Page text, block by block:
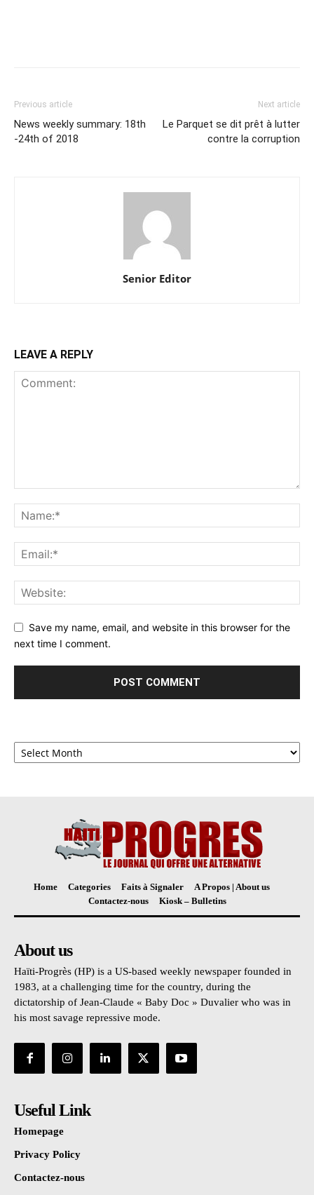
Previous article
News weekly summary: 18th
-24th of 2018
Next article
Le Parquet se dit prêt à lutter
contre la corruption
Senior Editor
LEAVE A REPLY
Save my name, email, and website in this browser for the
next time I comment.
Archives
Home Categories Faits à Signaler
A Propos | About us
Contactez-nous
Kiosk – Bulletins
About us
Haïti-Progrès (HP) is a US-based weekly newspaper founded in
1983, at a challenging time for the country, during the
dictatorship of Jean-Claude « Baby Doc » Duvalier who was in
his most savage repressive mode.
Useful Link
Homepage
Privacy Policy
Contactez-nous